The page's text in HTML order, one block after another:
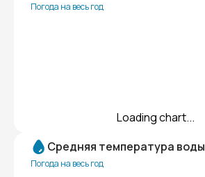
Погода на весь год
Loading chart...
Средняя температура воды
Погода на весь год